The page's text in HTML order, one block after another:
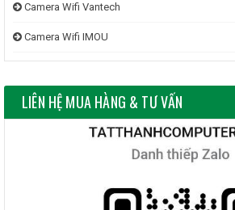
Camera Wifi Vantech
Camera Wifi IMOU
LIÊN HỆ MUA HÀNG & TƯ VẤN